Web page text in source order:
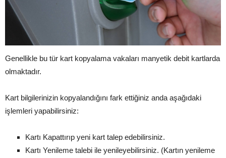
Genellikle bu tür kart kopyalama vakaları manyetik debit kartlarda
olmaktadır.
Kart bilgilerinizin kopyalandığını fark ettiğiniz anda aşağıdaki
işlemleri yapabilirsiniz:
Kartı Kapattırıp yeni kart talep edebilirsiniz.
Kartı Yenileme talebi ile yenileyebilirsiniz. (Kartın yenileme